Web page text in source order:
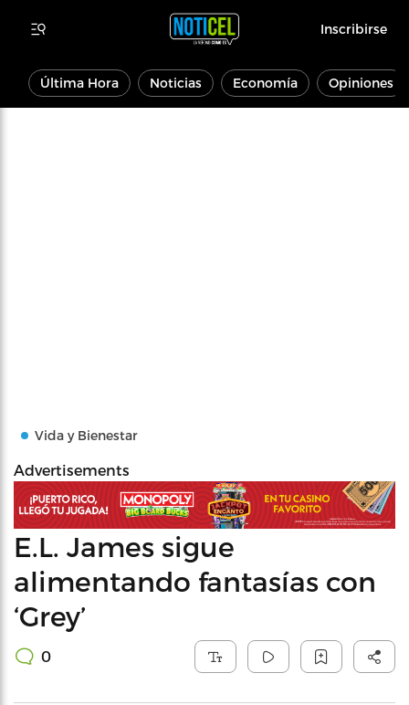
Inscribirse
Última Hora Noticias Economía Opiniones
Vida y Bienestar
Advertisements
E.L. James sigue
alimentando fantasías con
‘Grey’
0